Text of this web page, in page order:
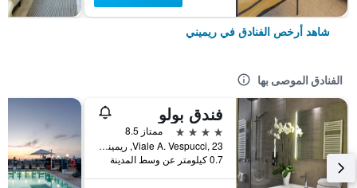
شاهد أرخص الفنادق في ريميني
الفنادق الموصى بها
فندق بولو
4 نجوم
ممتاز 8.5
Viale A. Vespucci, 23, ريميني, مقاطعة ريميني, إيطاليا
0.7 كيلومتر عن وسط المدينة